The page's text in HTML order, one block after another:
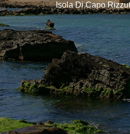
Isola Di Capo